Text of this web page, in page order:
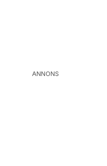
ANNONS